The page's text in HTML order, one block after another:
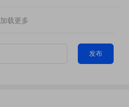
加载更多
发布